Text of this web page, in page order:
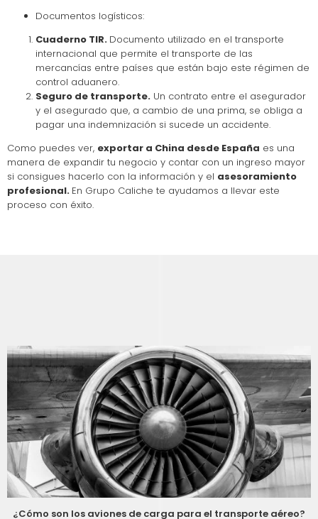
Documentos logísticos:
Cuaderno TIR. Documento utilizado en el transporte
internacional que permite el transporte de las
mercancías entre países que están bajo este régimen de
control aduanero.
Seguro de transporte. Un contrato entre el asegurador
y el asegurado que, a cambio de una prima, se obliga a
pagar una indemnización si sucede un accidente.
Como puedes ver, exportar a China desde España es una
manera de expandir tu negocio y contar con un ingreso mayor
si consigues hacerlo con la información y el asesoramiento
profesional. En Grupo Caliche te ayudamos a llevar este
proceso con éxito.
¿Cómo son los aviones de carga para el transporte aéreo?